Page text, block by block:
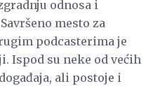
odnosa i
mesto za
podcasterima je
Ispod su neke od većih
ali postoje i